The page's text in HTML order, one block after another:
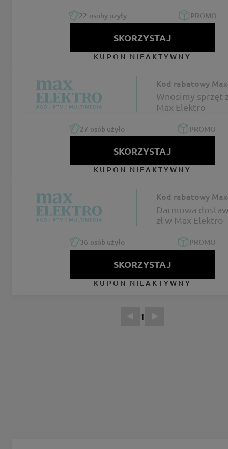
22 osoby użyły PROMO
SKORZYSTAJ
KUPON NIEAKTYWNY
Kod rabatowy
Wnosimy sprzęt
Max Elektro
27 osób użyło PROMO
SKORZYSTAJ
KUPON NIEAKTYWNY
Kod rabatowy
Darmowa
zł w Max Elektro
36 osób użyło PROMO
SKORZYSTAJ
KUPON NIEAKTYWNY
1